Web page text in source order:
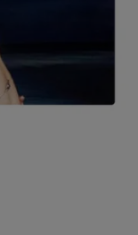
Ellen Allien